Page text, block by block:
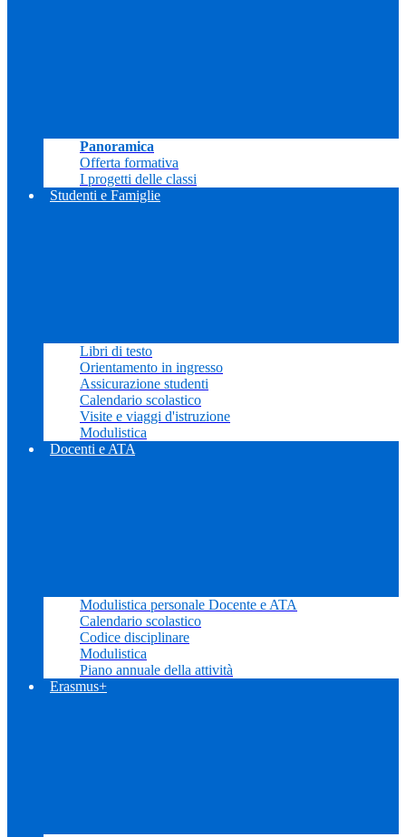
Panoramica
Offerta formativa
I progetti delle classi
Studenti e Famiglie
Libri di testo
Orientamento in ingresso
Assicurazione studenti
Calendario scolastico
Visite e viaggi d'istruzione
Modulistica
Docenti e ATA
Modulistica personale Docente e ATA
Calendario scolastico
Codice disciplinare
Modulistica
Piano annuale della attività
Erasmus+